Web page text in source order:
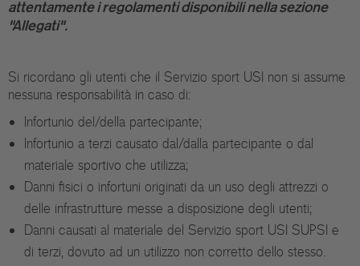
attentamente i regolamenti disponibili nella sezione
"Allegati".
Si ricordano gli utenti che il Servizio sport USI non si assume
nessuna responsabilità in caso di:
Infortunio del/della partecipante;
Infortunio a terzi causato dal/dalla partecipante o dal
materiale sportivo che utilizza;
Danni fisici o infortuni originati da un uso degli attrezzi o
delle infrastrutture messe a disposizione degli utenti;
Danni causati al materiale del Servizio sport USI SUPSI e
di terzi, dovuto ad un utilizzo non corretto dello stesso.